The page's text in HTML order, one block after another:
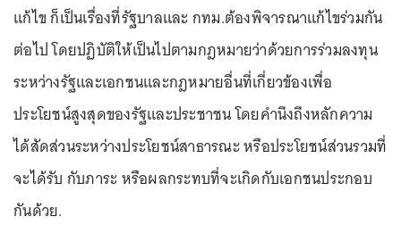
แก้ไข ก็เป็นเรื่องที่รัฐบาลและ กทม.ต้องพิจารณาแก้ไขร่วมกัน
ต่อไป โดยปฏิบัติให้เป็นไปตามกฎหมายว่าด้วยการร่วมลงทุน
ระหว่างรัฐและเอกชนและกฎหมายอื่นที่เกี่ยวข้องเพื่อ
ประโยชน์สูงสุดของรัฐและประชาชน โดยคำนึงถึงหลักความ
ได้สัดส่วนระหว่างประโยชน์สาธารณะ หรือประโยชน์ส่วนรวมที่
จะได้รับ กับภาระ หรือผลกระทบที่จะเกิดกับเอกชนประกอบ
กันด้วย.